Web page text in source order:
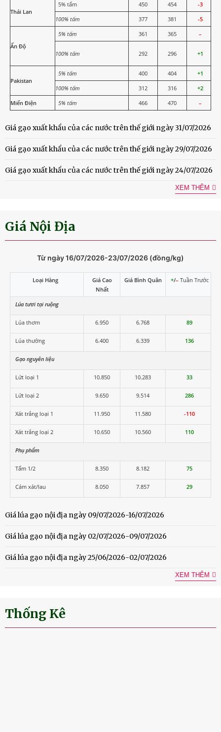
Thái Lan
5% tấm 450 454
-3
100% tấm
377 381 -5
Ấn Độ
5% tấm 361 365 –
100% tấm 292 296 +1
Pakistan
5% tấm 400 404
+1
100% tấm
312 316
+2
Miến Điện
5% tấm 466 470 –
Giá gạo xuất khẩu của các nước trên thế giới ngày 31/07/2026
Giá gạo xuất khẩu của các nước trên thế giới ngày 29/07/2026
Giá gạo xuất khẩu của các nước trên thế giới ngày 24/07/2026
XEM THÊM
Giá Nội Địa
Từ ngày 16/07/2026-23/07/2026 (đồng/kg)
Loại Hàng
Giá Cao
Nhất
Giá Bình Quân +/– Tuần Trước
Lúa tươi tại ruộng
Lúa thơm 6.950 6.768 89
Lúa thường 6.400 6.339 136
Gạo nguyên liệu
Lứt loại 1 10.850 10.283 33
Lứt loại 2 9.650 9.514 286
Xát trắng loại 1 11.950 11.580 -110
Xát trắng loại 2 10.650 10.560 110
Phụ phẩm
Tấm 1/2 8.350 8.182 75
Cám xát/lau 8.050 7.857 29
Giá lúa gạo nội địa ngày 09/07/2026-16/07/2026
Giá lúa gạo nội địa ngày 02/07/2026-09/07/2026
Giá lúa gạo nội địa ngày 25/06/2026-02/07/2026
XEM THÊM
Thống Kê